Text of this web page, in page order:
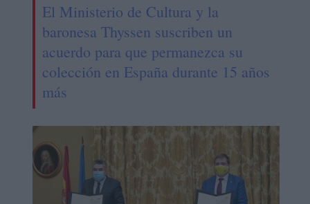
El Ministerio de Cultura y la
baronesa Thyssen suscriben un
acuerdo para que permanezca su
colección en España durante 15 años
más